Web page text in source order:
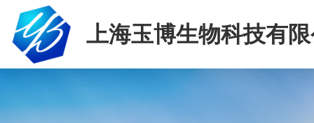
上海玉博生物科技有